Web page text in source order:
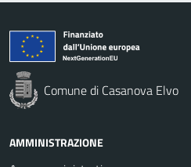
Comune di Casanova Elvo
AMMINISTRAZIONE